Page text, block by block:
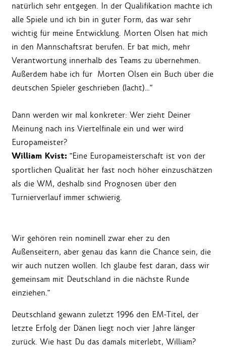
natürlich sehr entgegen. In der Qualifikation machte ich
alle Spiele und ich bin in guter Form, das war sehr
wichtig für meine Entwicklung. Morten Olsen hat mich
in den Mannschaftsrat berufen. Er bat mich, mehr
Verantwortung innerhalb des Teams zu übernehmen.
Außerdem habe ich für Morten Olsen ein Buch über die
deutschen Spieler geschrieben (lacht)…"
Dann werden wir mal konkreter: Wer zieht Deiner
Meinung nach ins Viertelfinale ein und wer wird
Europameister?
William Kvist: "Eine Europameisterschaft ist von der
sportlichen Qualität her fast noch höher einzuschätzen
als die WM, deshalb sind Prognosen über den
Turnierverlauf immer schwierig.
Wir gehören rein nominell zwar eher zu den
Außenseitern, aber genau das kann die Chance sein, die
wir auch nutzen wollen. Ich glaube fest daran, dass wir
gemeinsam mit Deutschland in die nächste Runde
einziehen."
Deutschland gewann zuletzt 1996 den EM-Titel, der
letzte Erfolg der Dänen liegt noch vier Jahre länger
zurück. Wie hast Du das damals miterlebt, William?